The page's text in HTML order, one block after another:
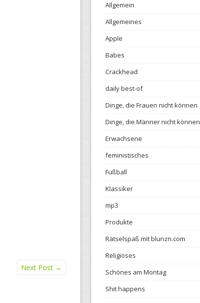
Next Post →
Allgemein
Allgemeines
Apple
Babes
Crackhead
daily best-of
Dinge, die Frauen nicht können
Dinge, die Männer nicht können
Erwachsene
feministisches
Fußball
Klassiker
mp3
Produkte
Rätselspaß mit blunzn.com
Religiöses
Schönes am Montag
Shit happens